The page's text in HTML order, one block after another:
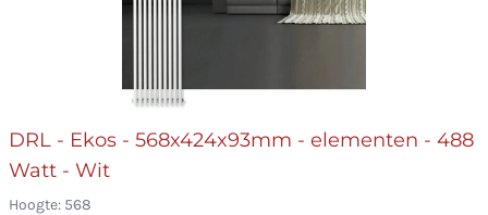
DRL - Ekos - 568x424x93mm - elementen - 488
Watt - Wit
Hoogte: 568